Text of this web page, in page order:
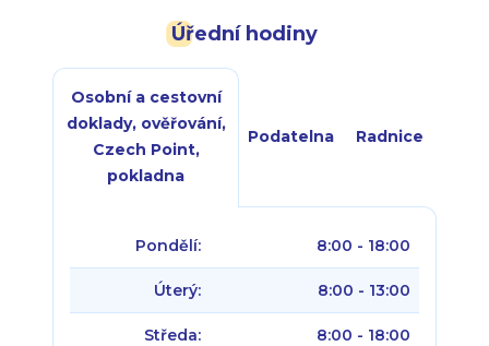
Úřední hodiny
Osobní a cestovní
doklady, ověřování,
Czech Point,
pokladna
Podatelna Radnice
Pondělí: 8:00 - 18:00
Úterý: 8:00 - 13:00
Středa: 8:00 - 18:00